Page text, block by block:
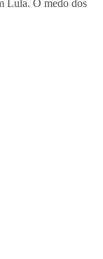
Lula. O medo dos